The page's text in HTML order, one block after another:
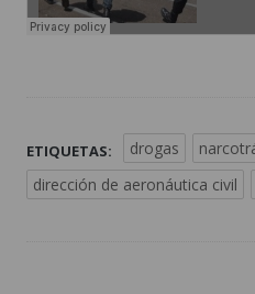
ETIQUETAS: drogas
dirección de aeronáutica civil